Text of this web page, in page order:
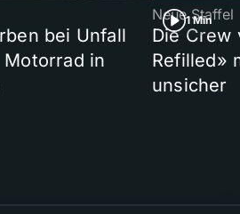
bei Unfall
in
1 Min
Neue Staffel
Die Crew
Refilled»
unsicher